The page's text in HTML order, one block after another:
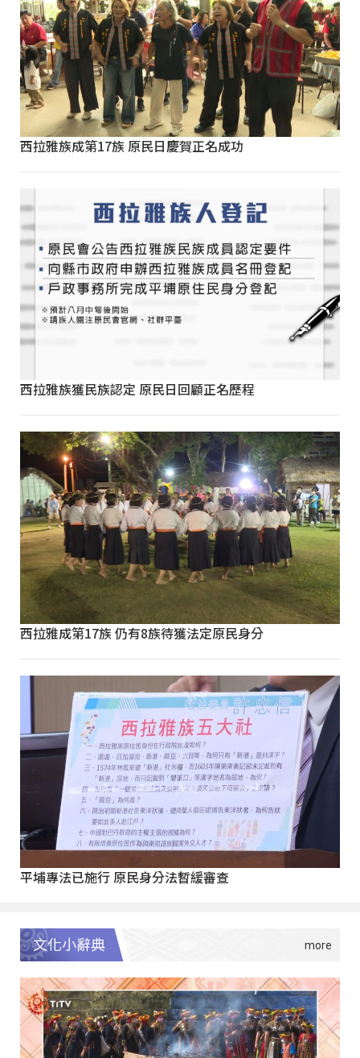
西拉雅族成第17族 原民日慶賀正名成功
西拉雅族獲民族認定 原民日回顧正名歷程
西拉雅成第17族 仍有8族待獲法定原民身分
平埔專法已施行 原民身分法暫緩審查
文化小辭典